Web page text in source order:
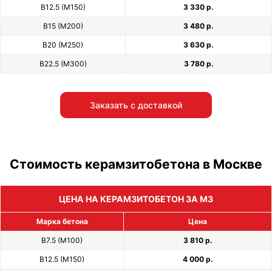
В12.5 (М150) 3 330 р.
В15 (М200) 3 480 р.
В20 (М250) 3 630 р.
В22.5 (М300) 3 780 р.
Заказать с доставкой
Стоимость керамзитобетона в Москве
ЦЕНА НА КЕРАМЗИТОБЕТОН ЗА М3
Марка бетона Цена
В7.5 (М100) 3 810 р.
В12.5 (М150) 4 000 р.